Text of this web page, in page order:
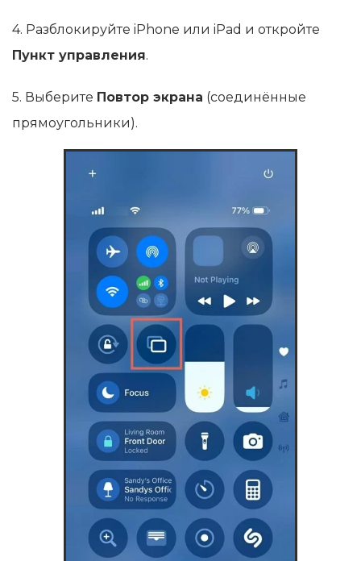
4. Разблокируйте iPhone или iPad и откройте
Пункт управления.
5. Выберите Повтор экрана (соединённые
прямоугольники).